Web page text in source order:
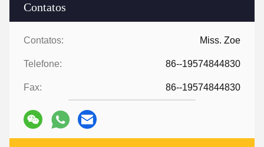
Contatos
Contatos: Miss. Zoe
Telefone: 86--19574844830
Fax: 86--19574844830